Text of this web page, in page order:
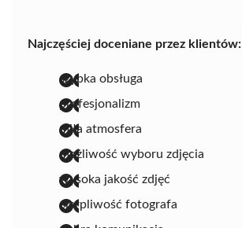
Najczęściej doceniane przez klientów:
szybka obsługa
profesjonalizm
miła atmosfera
możliwość wyboru zdjęcia
wysoka jakość zdjęć
cierpliwość fotografa